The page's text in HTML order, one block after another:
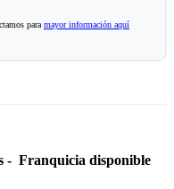
para mayor información aquí
- Franquicia disponible